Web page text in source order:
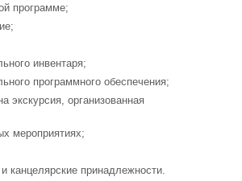
программе;
инвентаря;
программного обеспечения;
экскурсия, организованная
мероприятиях;
канцелярские принадлежности.